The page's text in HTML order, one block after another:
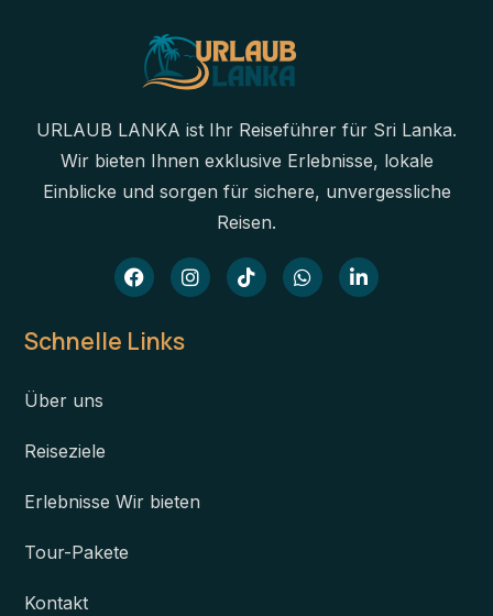
URLAUB LANKA ist Ihr Reiseführer für Sri Lanka.
Wir bieten Ihnen exklusive Erlebnisse, lokale
Einblicke und sorgen für sichere, unvergessliche
Reisen.
Schnelle Links
Über uns
Reiseziele
Erlebnisse Wir bieten
Tour-Pakete
Kontakt